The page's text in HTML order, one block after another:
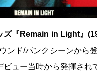
ズ『Remain in Light』
ンド/パンクシーンから
ビュー当時から発揮され